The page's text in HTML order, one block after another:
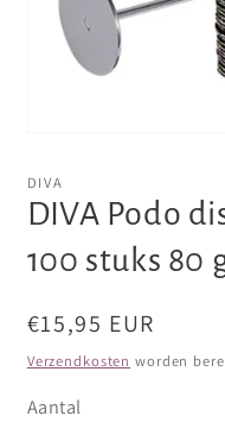
openen
in
modaal
DIVA
DIVA Podo
100 stuks 80
Normale
prijs
€15,95 EUR
Verzendkosten worden
Aantal